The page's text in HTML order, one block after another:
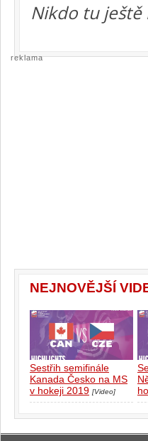
Nikdo tu
reklama
NEJNOVĚJŠÍ
Sestřih semifinále
Kanada Česko na MS
v hokeji 2019 [Video]